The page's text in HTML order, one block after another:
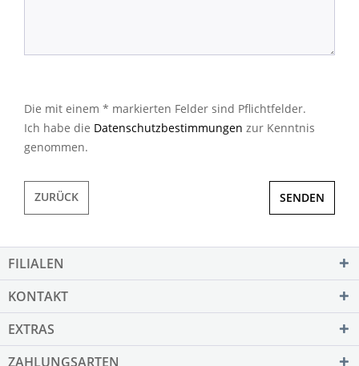
Die mit einem * markierten Felder sind Pflichtfelder.
Ich habe die Datenschutzbestimmungen zur Kenntnis
genommen.
ZURÜCK SENDEN
FILIALEN
KONTAKT
EXTRAS
ZAHLUNGSARTEN